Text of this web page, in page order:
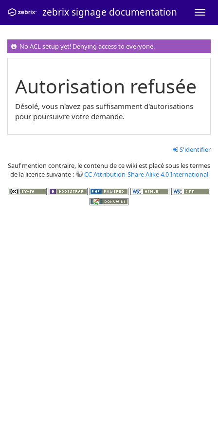
zebrix signage documentation
No ACL setup yet! Denying access to everyone.
Autorisation refusée
Désolé, vous n'avez pas suffisamment d'autorisations
pour poursuivre votre demande.
S'identifier
Sauf mention contraire, le contenu de ce wiki est placé sous les termes
de la licence suivante :
CC Attribution-Share Alike 4.0 International